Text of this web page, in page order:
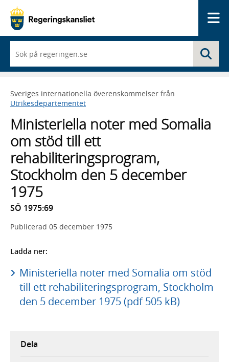
du
börjar
skriva
framträder
en
med
sökförslag
Sveriges internationella överenskommelser från
Utrikesdepartementet
Ministeriella noter med Somalia
om stöd till ett
rehabiliteringsprogram,
Stockholm den 5 december
1975
SÖ 1975:69
Publicerad 05 december 1975
Ladda ner:
Ministeriella noter med Somalia om stöd
till ett rehabiliteringsprogram, Stockholm
den 5 december 1975 (pdf 505 kB)
Dela